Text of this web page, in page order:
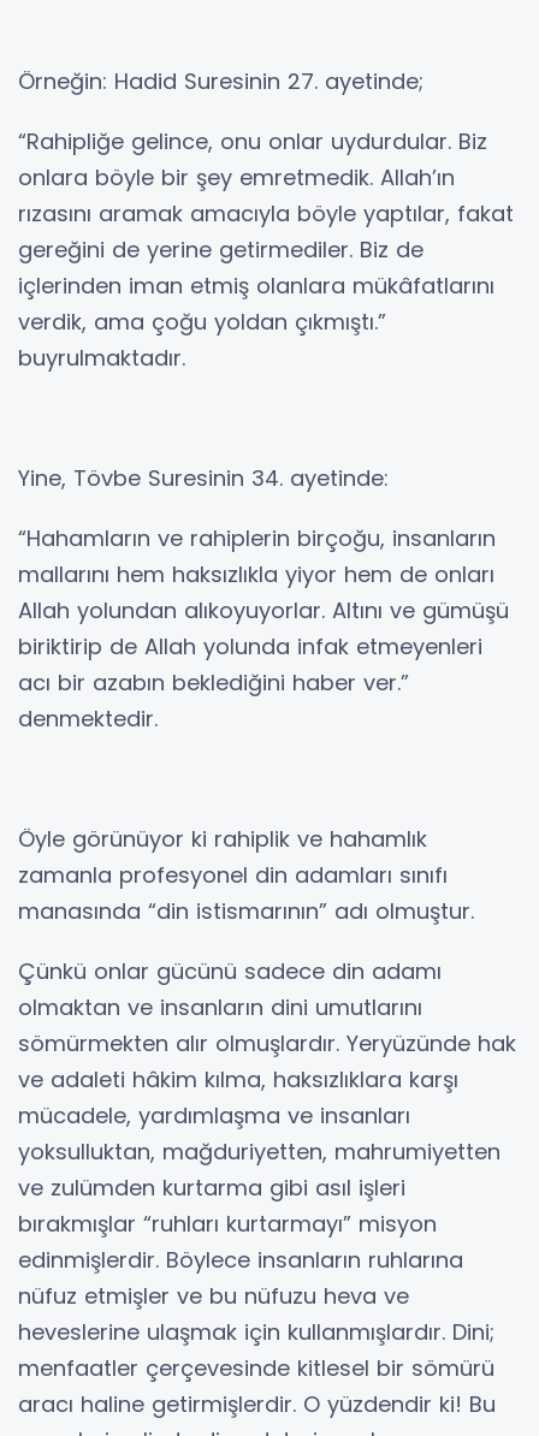
Örneğin: Hadid Suresinin 27. ayetinde;
“Rahipliğe gelince, onu onlar uydurdular. Biz
onlara böyle bir şey emretmedik. Allah’ın
rızasını aramak amacıyla böyle yaptılar, fakat
gereğini de yerine getirmediler. Biz de
içlerinden iman etmiş olanlara mükâfatlarını
verdik, ama çoğu yoldan çıkmıştı.”
buyrulmaktadır.
Yine, Tövbe Suresinin 34. ayetinde:
“Hahamların ve rahiplerin birçoğu, insanların
mallarını hem haksızlıkla yiyor hem de onları
Allah yolundan alıkoyuyorlar. Altını ve gümüşü
biriktirip de Allah yolunda infak etmeyenleri
acı bir azabın beklediğini haber ver.”
denmektedir.
Öyle görünüyor ki rahiplik ve hahamlık
zamanla profesyonel din adamları sınıfı
manasında “din istismarının” adı olmuştur.
Çünkü onlar gücünü sadece din adamı
olmaktan ve insanların dini umutlarını
sömürmekten alır olmuşlardır. Yeryüzünde hak
ve adaleti hâkim kılma, haksızlıklara karşı
mücadele, yardımlaşma ve insanları
yoksulluktan, mağduriyetten, mahrumiyetten
ve zulümden kurtarma gibi asıl işleri
bırakmışlar “ruhları kurtarmayı” misyon
edinmişlerdir. Böylece insanların ruhlarına
nüfuz etmişler ve bu nüfuzu heva ve
heveslerine ulaşmak için kullanmışlardır. Dini;
menfaatler çerçevesinde kitlesel bir sömürü
aracı haline getirmişlerdir. O yüzdendir ki! Bu